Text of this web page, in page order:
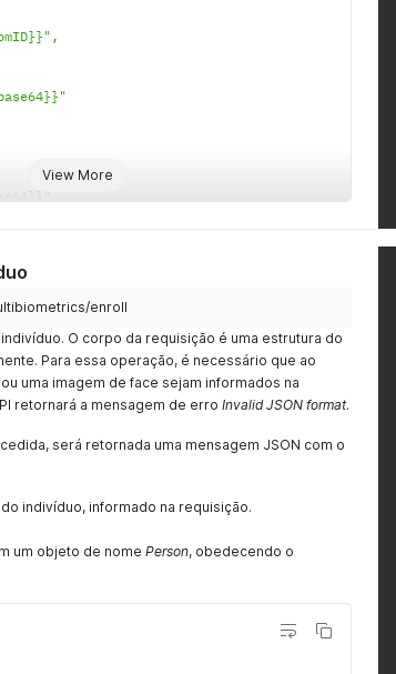
View More
,
enroll
O corpo da requisição é uma estrutura do
Para essa operação, é necessário que ao
uma imagem de face sejam informados na
retornará a mensagem de erro Invalid JSON format.
será retornada uma mensagem JSON com o
indivíduo, informado na requisição.
um objeto de nome Person, obedecendo o